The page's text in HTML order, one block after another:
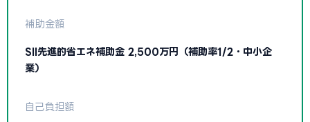
補助金額
SII先進的省エネ補助金 2,500万円（補助率1/2・中小企
業）
自己負担額